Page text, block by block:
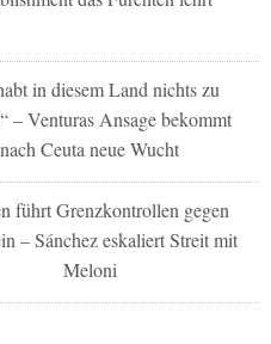
in diesem Land nichts zu
– Venturas Ansage bekommt
nach Ceuta neue Wucht
führt Grenzkontrollen gegen
– Sánchez eskaliert Streit mit
Meloni